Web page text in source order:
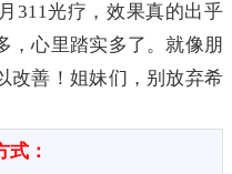
311光疗，效果真的出乎
，心里踏实多了。就像朋
改善！姐妹们，别放弃希
式：